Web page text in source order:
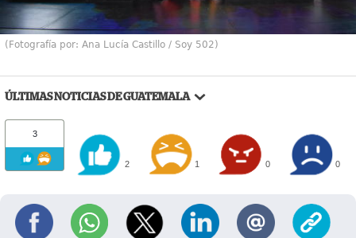
(Fotografía por: Ana Lucía Castillo / Soy 502)
ÚLTIMAS NOTICIAS DE GUATEMALA
3
2 1 0 0